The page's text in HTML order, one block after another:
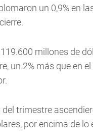
un 0,9% en
millones de
un 2% más que en
trimestre
por encima de lo